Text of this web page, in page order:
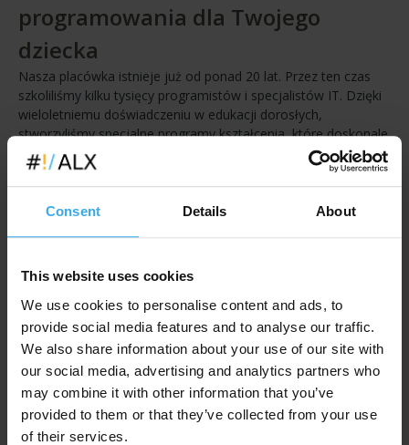
Consent Details About
This website uses cookies
We use cookies to personalise content and ads, to
provide social media features and to analyse our traffic.
We also share information about your use of our site with
our social media, advertising and analytics partners who
may combine it with other information that you’ve
provided to them or that they’ve collected from your use
of their services.
programowania dla Twojego
dziecka
Nasza placówka istnieje już od ponad 20 lat. Przez ten czas
szkoliliśmy kilku tysięcy programistów i specjalistów IT. Dzięki
wieloletniemu doświadczeniu w edukacji dorosłych,
stworzyliśmy specjalne programy kształcenia, które doskonale
sprawdzają się również w przypadku młodzieży. Naszekursy
programowania dla dzieci
odbywają się w wygodnych
klimatyzowanych salach, wyposażonych w nowoczesny sprzęt
komputerowy. Dbamy o to, aby zajęcia przebiegały w
Najlepsi trenerzy programowania
dla dzieci i młodzieży
Naszekursy programowania dla dzieciprowadzone są
przez tych samych trenerów, którzy szkolą dorosłych. Są to
najwyższej klasy specjaliści z wieloletnim doświadczeniem,
którzy na co dzień pracują w zawodzie. Dzięki ich praktycznym
umiejętnościom i przygotowaniu dydaktycznemu, nasze kursy